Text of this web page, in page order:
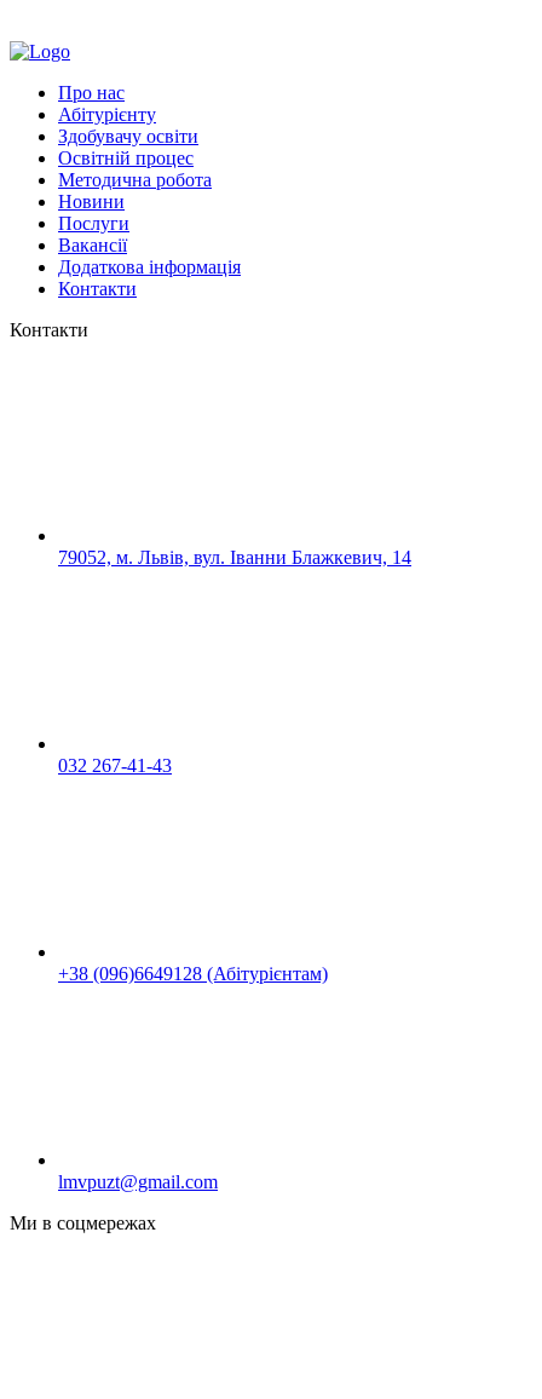
Про нас
Абітурієнту
Здобувачу освіти
Освітній процес
Методична робота
Новини
Послуги
Вакансії
Додаткова інформація
Контакти
Контакти
79052, м. Львів, вул. Іванни Блажкевич, 14
032 267-41-43
+38 (096)6649128 (Абітурієнтам)
lmvpuzt@gmail.com
Ми в соцмережах